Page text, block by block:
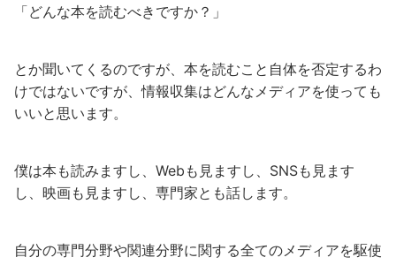
「どんな本を読むべきですか？」
とか聞いてくるのですが、本を読むこと自体を否定するわ
けではないですが、情報収集はどんなメディアを使っても
いいと思います。
僕は本も読みますし、Webも見ますし、SNSも見ます
し、映画も見ますし、専門家とも話します。
自分の専門分野や関連分野に関する全てのメディアを駆使